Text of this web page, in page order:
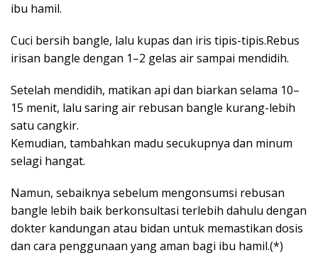
ibu hamil.
Cuci bersih bangle, lalu kupas dan iris tipis-tipis.Rebus
irisan bangle dengan 1–2 gelas air sampai mendidih.
Setelah mendidih, matikan api dan biarkan selama 10–
15 menit, lalu saring air rebusan bangle kurang-lebih
satu cangkir.
Kemudian, tambahkan madu secukupnya dan minum
selagi hangat.
Namun, sebaiknya sebelum mengonsumsi rebusan
bangle lebih baik berkonsultasi terlebih dahulu dengan
dokter kandungan atau bidan untuk memastikan dosis
dan cara penggunaan yang aman bagi ibu hamil.(*)